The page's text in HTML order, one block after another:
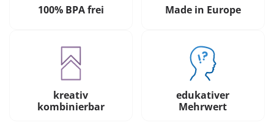
100% BPA frei Made in Europe
kreativ
kombinierbar
edukativer
Mehrwert